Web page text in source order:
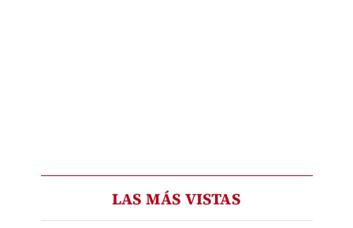
LAS MÁS VISTAS